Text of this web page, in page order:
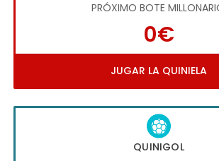
PRÓXIMO BOTE
0€
JUGAR LA QUINIELA
QUINIGOL